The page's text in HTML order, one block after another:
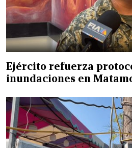
Ejército refuerza
inundaciones en